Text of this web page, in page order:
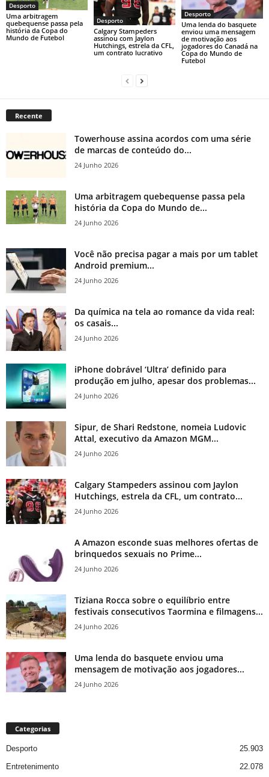
Desporto
Uma arbitragem
quebequense passa pela
história da Copa do
Mundo de Futebol
Desporto
Calgary Stampeders
assinou com Jaylon
Hutchings, estrela da CFL,
um contrato lucrativo
Desporto
Uma lenda do basquete
enviou uma mensagem
de motivação aos
jogadores do Canadá na
Copa do Mundo de
Futebol
Recente
Towerhouse assina acordos com uma série
de marcas de conteúdo do...
24 Junho 2026
Uma arbitragem quebequense passa pela
história da Copa do Mundo de...
24 Junho 2026
Você não precisa pagar a mais por um tablet
Android premium...
24 Junho 2026
Da química na tela ao romance da vida real:
os casais...
24 Junho 2026
iPhone dobrável ‘Ultra’ definido para
produção em julho, apesar dos problemas...
24 Junho 2026
Sipur, de Shari Redstone, nomeia Ludovic
Attal, executivo da Amazon MGM...
24 Junho 2026
Calgary Stampeders assinou com Jaylon
Hutchings, estrela da CFL, um contrato...
24 Junho 2026
A Amazon esconde suas melhores ofertas de
brinquedos sexuais no Prime...
24 Junho 2026
Tiziana Rocca sobre o equilíbrio entre
festivais consecutivos Taormina e filmagens...
24 Junho 2026
Uma lenda do basquete enviou uma
mensagem de motivação aos jogadores...
24 Junho 2026
Categorias
Desporto
25.903
Entretenimento
22.078